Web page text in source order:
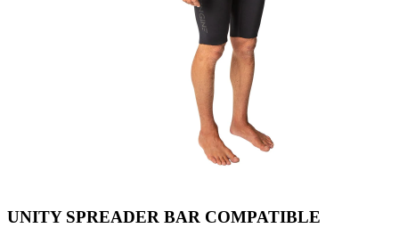
UNITY SPREADER BAR COMPATIBLE